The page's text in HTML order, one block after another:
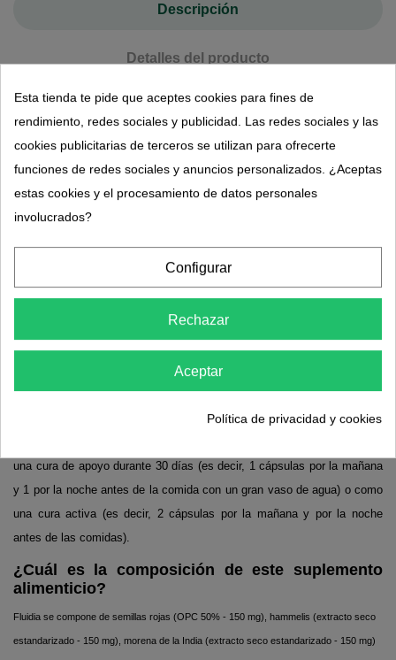
Descripción
Detalles del producto
Fluidia
Distriform
¿Cuáles son las características del producto?
Fluidia es un suplemento alimenticio basado en extractos de plantas
(hamamelis, fragon, castaña y semillas de uva). Estos extractos se
concentran y se titran en ingredientes activos para proporcionar una
¿Cómo utilizar Fluidia correctamente?
una cura de apoyo durante 30 días (es decir, 1 cápsulas por la mañana
y 1 por la noche antes de la comida con un gran vaso de agua) o como
una cura activa (es decir, 2 cápsulas por la mañana y por la noche
antes de las comidas).
¿Cuál es la composición de este suplemento
alimenticio?
Fluidia se compone de semillas rojas (OPC 50% - 150 mg), hammelis (extracto seco
estandarizado - 150 mg), morena de la India (extracto seco estandarizado - 150 mg)
Esta tienda te pide que aceptes cookies para fines de
rendimiento, redes sociales y publicidad. Las redes sociales y las
cookies publicitarias de terceros se utilizan para ofrecerte
funciones de redes sociales y anuncios personalizados. ¿Aceptas
estas cookies y el procesamiento de datos personales
involucrados?
Configurar
Rechazar
Aceptar
Política de privacidad y cookies